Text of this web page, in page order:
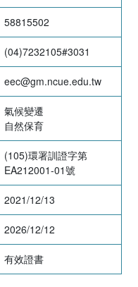
58815502
(04)7232105#3031
eec@gm.ncue.edu.tw
氣候變遷
自然保育
(105)環署訓證字第
EA212001-01號
2021/12/13
2026/12/12
有效證書